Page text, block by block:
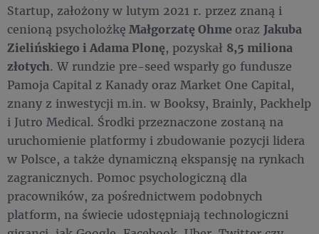
Startup, założony w lutym 2021 r. przez znaną i
cenioną psycholożkę Małgorzatę Ohmeoraz Jakuba
Zielińskiego i Adama Plonę, pozyskał 8,5 miliona
złotych. W rundzie pre-seed wsparły go fundusze
Pamoja Capital z Kanady oraz Market One Capital,
znany z inwestycji m.in. w Booksy, Brainly, Packhelp
i Jutro Medical. Środki przeznaczone zostaną na
uruchomienie platformy i zbudowanie pozycji lidera
w Polsce, a także dynamiczną ekspansję na rynkach
zagranicznych. Pomoc psychologiczną dla
pracowników, za pośrednictwem podobnych
platform, na świecie udostępniają technologiczni